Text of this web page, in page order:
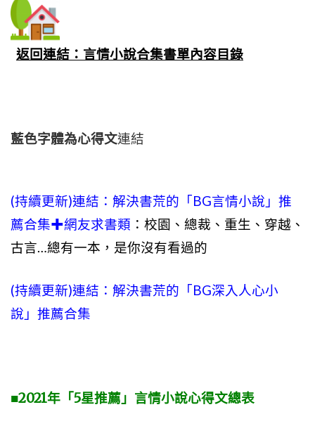
返回連結：言情小說合集書單內容目錄
藍色字體為心得文連結
(持續更新)連結： 解決書荒的「BG言情小說」推
薦合集✚網友求書類 ：校園、總裁、重生、穿越、
古言…總有一本，是你沒有看過的
(持續更新)連結：解決書荒的「BG深入人心小
說」推薦合集
■2021年「5星推薦」言情小說心得文總表